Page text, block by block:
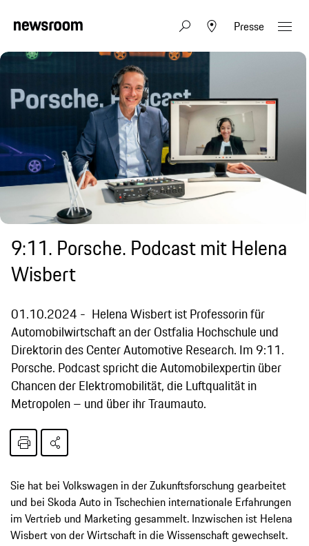
Presse
9:11. Porsche. Podcast mit Helena
Wisbert
01.10.2024
Helena Wisbert ist Professorin für
Automobilwirtschaft an der Ostfalia Hochschule und
Direktorin des Center Automotive Research. Im 9:11.
Porsche. Podcast spricht die Automobilexpertin über
Chancen der Elektromobilität, die Luftqualität in
Metropolen – und über ihr Traumauto.
Sie hat bei Volkswagen in der Zukunftsforschung gearbeitet
und bei Skoda Auto in Tschechien internationale Erfahrungen
im Vertrieb und Marketing gesammelt. Inzwischen ist Helena
Wisbert von der Wirtschaft in die Wissenschaft gewechselt.